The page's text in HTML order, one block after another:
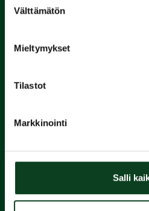
valinta
Välttämätön
Mieltymykset
Tilastot
Markkinointi
Salli
2.
Suorita
seuraan ja nauti